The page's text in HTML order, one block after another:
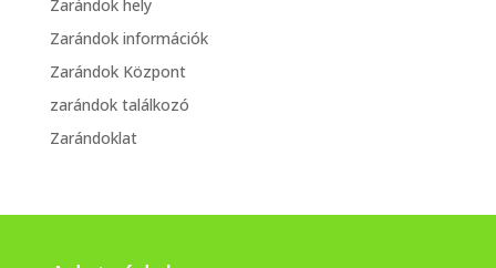
Zarándok hely
Zarándok információk
Zarándok Központ
zarándok találkozó
Zarándoklat